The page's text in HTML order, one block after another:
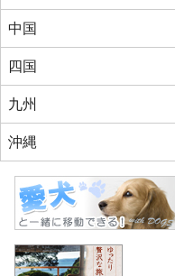
中国
四国
九州
沖縄